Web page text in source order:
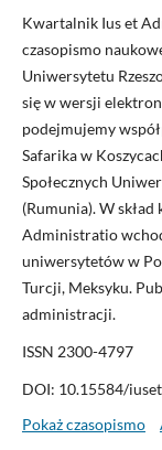
Kwartalnik Ius et
czasopismo
Uniwersytetu
się w wersji
podejmujemy
Safarika w
Społecznych
(Rumunia). W
Administratio
uniwersytetów w
Turcji, Meksyku.
administracji.
ISSN 2300-4797
DOI: 10.15584/
Pokaż czasopismo